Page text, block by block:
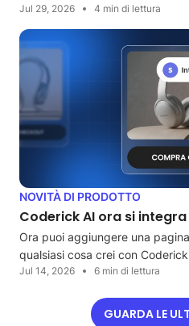
Jul 29, 2026 4 min di lettura
NOVITÀ DI PRODOTTO
Coderick AI ora si
Ora puoi aggiungere una
qualsiasi cosa crei con
Jul 14, 2026 6 min di lettura
GUARDA LE